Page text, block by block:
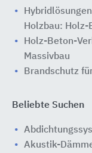
Holzbau:
Holz-Beton-
Massivbau
Brandschutz
Beliebte Suchen
Akustik-